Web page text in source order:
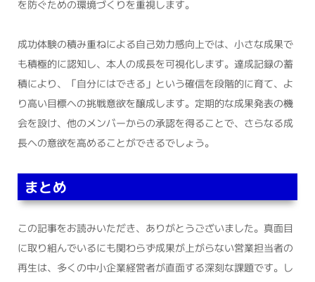
を防ぐための環境づくりを重視します。
成功体験の積み重ねによる自己効力感向上では、小さな成果で
も積極的に認知し、本人の成長を可視化します。達成記録の蓄
積により、「自分にはできる」という確信を段階的に育て、よ
り高い目標への挑戦意欲を醸成します。定期的な成果発表の機
会を設け、他のメンバーからの承認を得ることで、さらなる成
長への意欲を高めることができるでしょう。
まとめ
この記事をお読みいただき、ありがとうございました。真面目
に取り組んでいるにも関わらず成果が上がらない営業担当者の
再生は、多くの中小企業経営者が直面する深刻な課題です。し